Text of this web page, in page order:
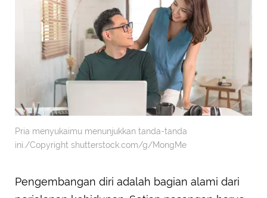
Pria menyukaimu menunjukkan tanda-tanda
ini./Copyright shutterstock.com/g/MongMe
Pengembangan diri adalah bagian alami dari